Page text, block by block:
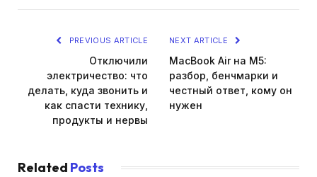
PREVIOUS ARTICLE
Отключили
электричество: что
делать, куда звонить и
как спасти технику,
продукты и нервы
NEXT ARTICLE
MacBook Air на M5:
разбор, бенчмарки и
честный ответ, кому он
нужен
Related Posts